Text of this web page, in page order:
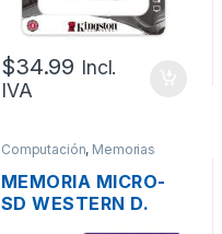
$34.99 Incl.
IVA
Computación, Memorias
MEMORIA MICRO-
SD WESTERN D.